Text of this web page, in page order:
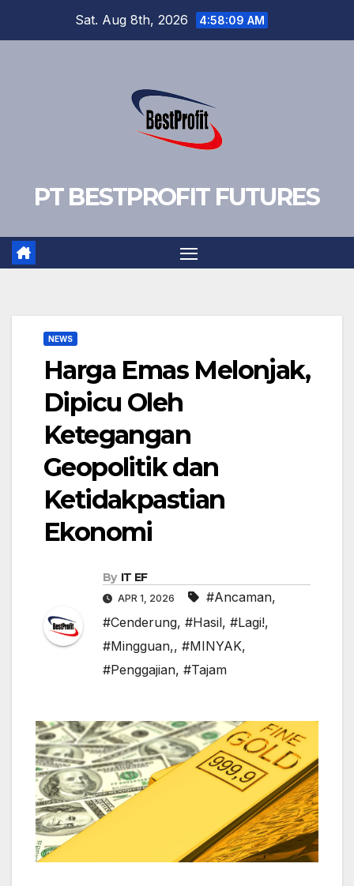
Sat. Aug 8th, 2026 4:58:10 AM
PT BESTPROFIT FUTURES
NEWS
Harga Emas Melonjak,
Dipicu Oleh
Ketegangan
Geopolitik dan
Ketidakpastian
Ekonomi
By IT EF
APR 1, 2026 #Ancaman,
#Cenderung, #Hasil, #Lagi!,
#Mingguan,, #MINYAK,
#Penggajian, #Tajam